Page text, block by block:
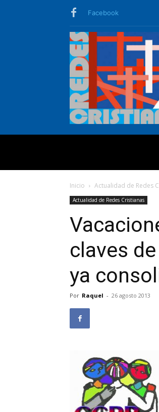
Facebook
Inicio Actualidad de Redes
Actualidad de Redes Cristianas
claves
ya
Por Raquel - 26 agosto 2013